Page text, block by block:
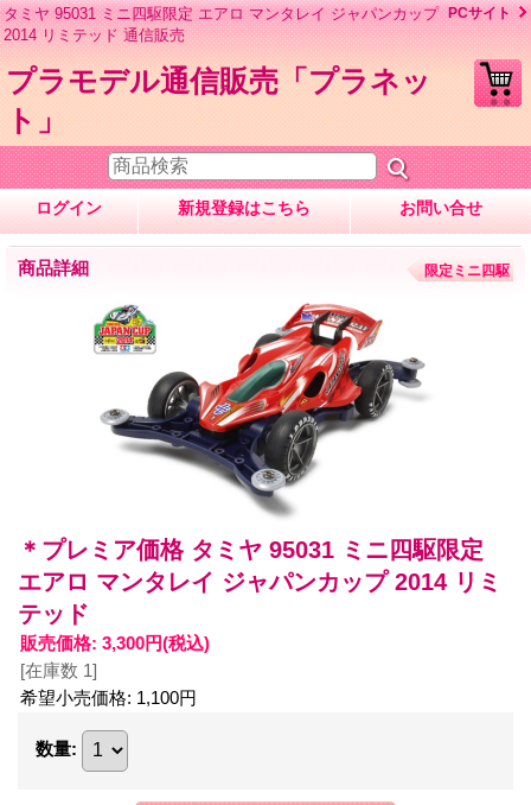
タミヤ 95031 ミニ四駆限定 エアロ マンタレイ ジャパンカップ
2014 リミテッド 通信販売
PCサイト
プラモデル通信販売「プラネッ
ト」
ログイン 新規登録はこちら お問い合せ
商品詳細 限定ミニ四駆
＊プレミア価格 タミヤ 95031 ミニ四駆限定
エアロ マンタレイ ジャパンカップ 2014 リミ
テッド
販売価格: 3,300円(税込)
[在庫数 1]
希望小売価格: 1,100円
数量: